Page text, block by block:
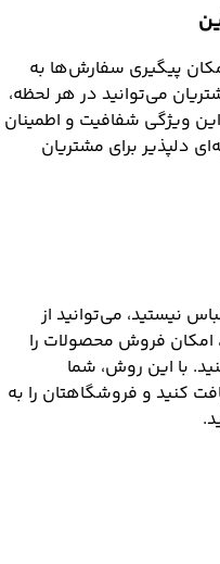
پیگیری سفارش‌ها به
می‌توانید در هر لحظه،
ویژگی شفافیت و اطمینان
دلپذیر برای مشتریان
نیستید، می‌توانید از
امکان فروش محصولات را
با این روش، شما
کنید و فروشگاهتان را به